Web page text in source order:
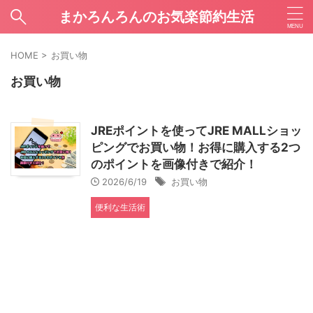
まかろんろんのお気楽節約生活
HOME > お買い物
お買い物
JREポイントを使ってJRE MALLショッ
ピングでお買い物！お得に購入する2つ
のポイントを画像付きで紹介！
2026/6/19 お買い物
便利な生活術